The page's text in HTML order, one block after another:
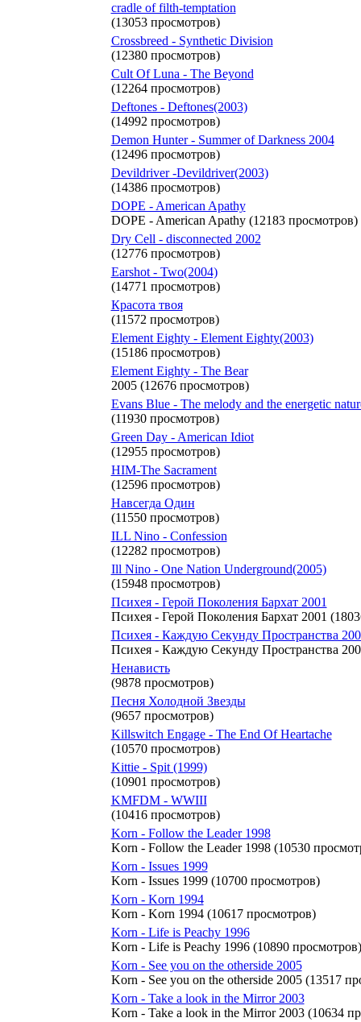
cradle of filth-temptation
(13053 просмотров)
Crossbreed - Synthetic Division
(12380 просмотров)
Cult Of Luna - The Beyond
(12264 просмотров)
Deftones - Deftones(2003)
(14992 просмотров)
Demon Hunter - Summer of Darkness 2004
(12496 просмотров)
Devildriver -Devildriver(2003)
(14386 просмотров)
DOPE - American Apathy
DOPE - American Apathy (12183 просмотров)
Dry Cell - disconnected 2002
(12776 просмотров)
Earshot - Two(2004)
(14771 просмотров)
Красота твоя
(11572 просмотров)
Element Eighty - Element Eighty(2003)
(15186 просмотров)
Element Eighty - The Bear
2005 (12676 просмотров)
Evans Blue - The melody and the energetic
(11930 просмотров)
Green Day - American Idiot
(12955 просмотров)
HIM-The Sacrament
(12596 просмотров)
Навсегда Один
(11550 просмотров)
ILL Nino - Confession
(12282 просмотров)
Ill Nino - One Nation Underground(2005)
(15948 просмотров)
Психея - Герой Поколения Бархат 2001
Психея - Герой Поколения Бархат 2001
Психея - Каждую Секунду Пространства
Психея - Каждую Секунду Пространства
Ненависть
(9878 просмотров)
Песня Холодной Звезды
(9657 просмотров)
Killswitch Engage - The End Of Heartache
(10570 просмотров)
Kittie - Spit (1999)
(10901 просмотров)
KMFDM - WWIII
(10416 просмотров)
Korn - Follow the Leader 1998
Korn - Follow the Leader 1998 (10530
Korn - Issues 1999
Korn - Issues 1999 (10700 просмотров)
Korn - Korn 1994
Korn - Korn 1994 (10617 просмотров)
Korn - Life is Peachy 1996
Korn - Life is Peachy 1996 (10890 просмотров)
Korn - See you on the otherside 2005
Korn - See you on the otherside 2005 (13517
Korn - Take a look in the Mirror 2003
Korn - Take a look in the Mirror 2003 (10634